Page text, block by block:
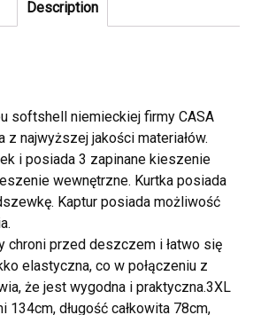
Description
softshell niemieckiej firmy CASA
z najwyższej jakości materiałów.
i posiada 3 zapinane kieszenie
wewnętrzne. Kurtka posiada
Kaptur posiada możliwość
chroni przed deszczem i łatwo się
elastyczna, co w połączeniu z
że jest wygodna i praktyczna.3XL
134cm, długość całkowita 78cm,